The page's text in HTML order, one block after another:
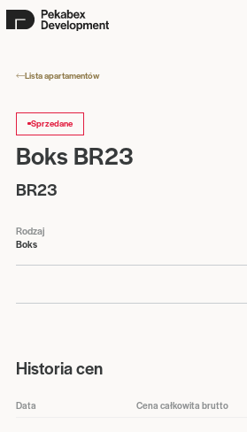
Lista apartamentów
Sprzedane
Boks BR23
BR23
Rodzaj
Boks
Historia cen
Data Cena całkowita brutto